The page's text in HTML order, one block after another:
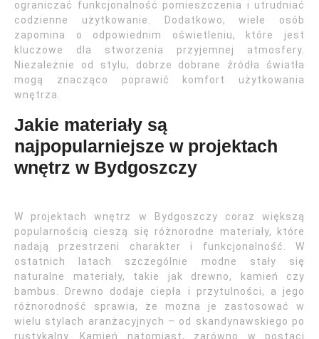
ograniczać funkcjonalność pomieszczenia i utrudniać
codzienne użytkowanie. Dodatkowo, wiele osób
zapomina o odpowiednim oświetleniu, które jest
kluczowe dla stworzenia przyjemnej atmosfery.
Niezależnie od stylu, dobrze dobrane źródła światła
mogą znacząco poprawić komfort użytkowania
wnętrza.
Jakie materiały są
najpopularniejsze w projektach
wnętrz w Bydgoszczy
W projektach wnętrz w Bydgoszczy coraz większą
popularnością cieszą się różnorodne materiały, które
nadają przestrzeni charakter i funkcjonalność. W
ostatnich latach szczególnie modne stały się
naturalne materiały, takie jak drewno, kamień czy
bambus. Drewno dodaje ciepła i przytulności, a jego
różnorodność sprawia, że można je zastosować w
wielu stylach aranżacyjnych – od skandynawskiego po
rustykalny. Kamień natomiast, zarówno w postaci